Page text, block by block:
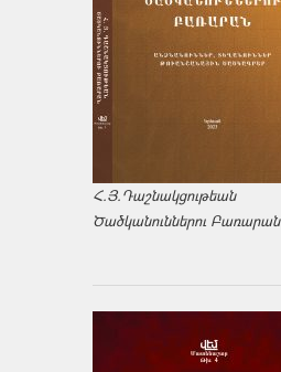
Հ.Յ.Դաշնակցութեան
Ծածկանուններու Բառարան